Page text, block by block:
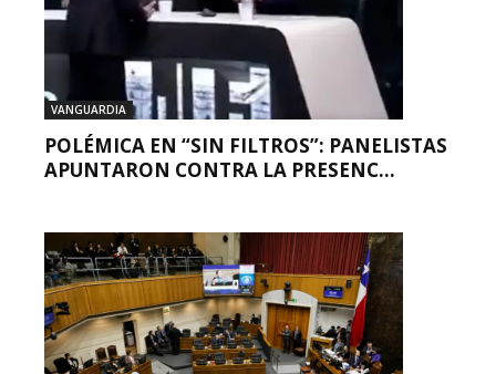
VANGUARDIA
POLÉMICA EN “SIN FILTROS”: PANELISTAS
APUNTARON CONTRA LA PRESENC...